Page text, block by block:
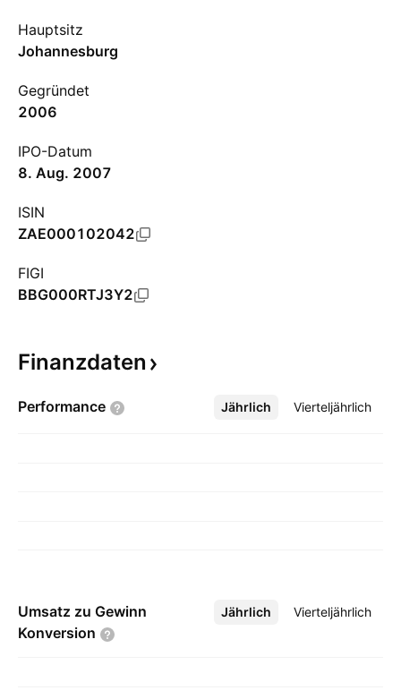
Hauptsitz
Johannesburg
Gegründet
2006
IPO-Datum
8. Aug. 2007
ISIN
ZAE000102042
FIGI
BBG000RTJ3Y2
Finanzdaten
Performance Jährlich Vierteljährlich
Mehr
Umsatz zu Gewinn
Konversion
Jährlich Vierteljährlich
Mehr